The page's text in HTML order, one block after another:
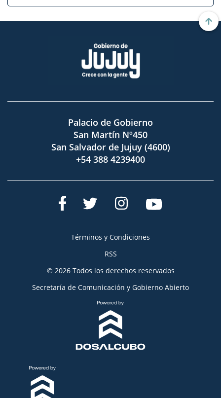
Palacio de Gobierno
San Martín Nº450
San Salvador de Jujuy (4600)
+54 388 4239400
Términos y Condiciones
RSS
© 2026 Todos los derechos reservados
Secretaría de Comunicación y Gobierno Abierto